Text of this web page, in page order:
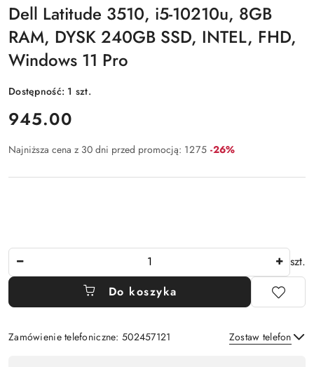
Dell Latitude 3510, i5-10210u, 8GB
RAM, DYSK 240GB SSD, INTEL, FHD,
Windows 11 Pro
Dostępność: 1 szt.
cena:
945.00
Najniższa cena z 30 dni przed promocją: 1275 Rabat:
-26%
szt.
Do koszyka
Zamówienie telefoniczne: 502457121 Zostaw telefon